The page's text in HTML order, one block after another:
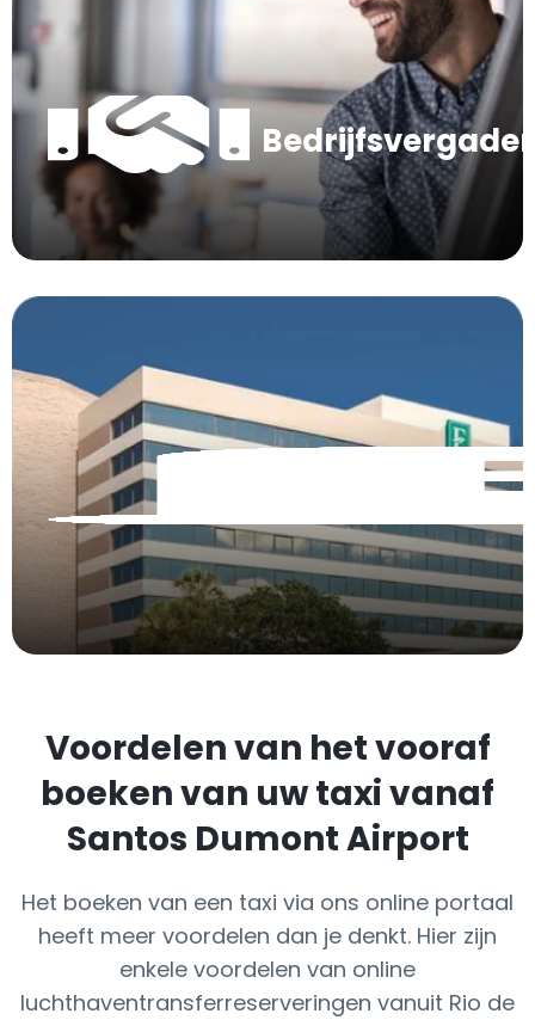
Voordelen van het vooraf
boeken van uw taxi vanaf
Santos Dumont Airport
Het boeken van een taxi via ons online portaal
heeft meer voordelen dan je denkt. Hier zijn
enkele voordelen van online
luchthaventransferreserveringen vanuit Rio de